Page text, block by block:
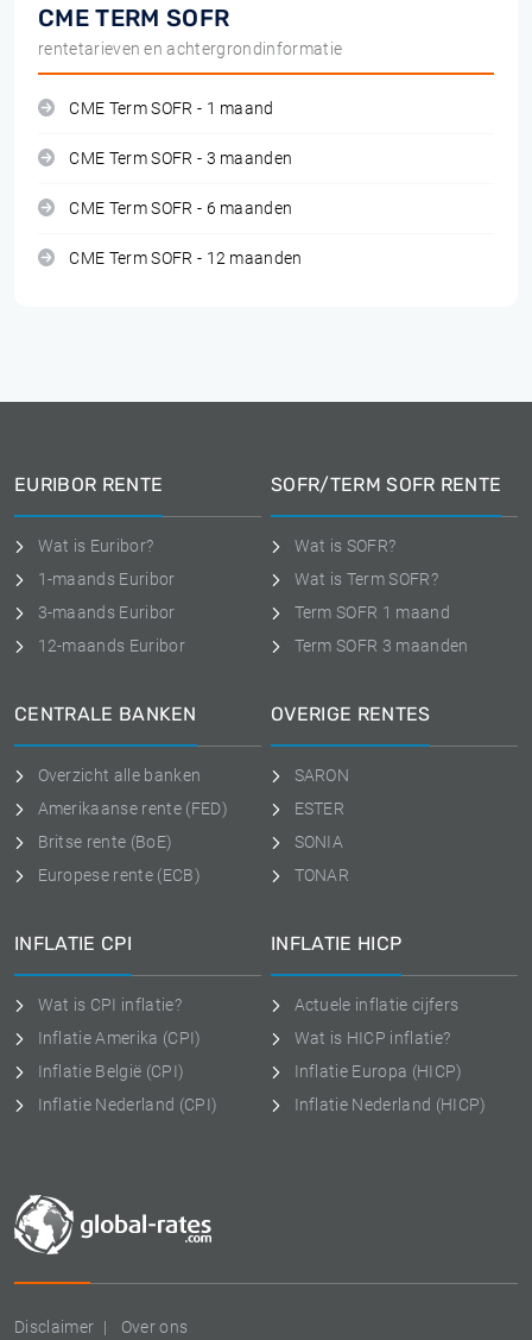
CME TERM SOFR
rentetarieven en achtergrondinformatie
CME Term SOFR - 1 maand
CME Term SOFR - 3 maanden
CME Term SOFR - 6 maanden
CME Term SOFR - 12 maanden
Disclaimer Over ons
EURIBOR RENTE
Wat is Euribor?
1-maands Euribor
3-maands Euribor
12-maands Euribor
SOFR/TERM SOFR RENTE
Wat is SOFR?
Wat is Term SOFR?
Term SOFR 1 maand
Term SOFR 3 maanden
CENTRALE BANKEN
Overzicht alle banken
Amerikaanse rente (FED)
Britse rente (BoE)
Europese rente (ECB)
OVERIGE RENTES
SARON
ESTER
SONIA
TONAR
INFLATIE CPI
Wat is CPI inflatie?
Inflatie Amerika (CPI)
Inflatie België (CPI)
Inflatie Nederland (CPI)
INFLATIE HICP
Actuele inflatie cijfers
Wat is HICP inflatie?
Inflatie Europa (HICP)
Inflatie Nederland (HICP)